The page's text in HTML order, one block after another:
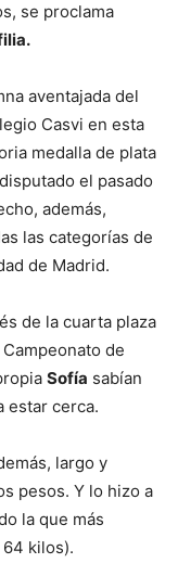
se proclama
aventajada del
Casvi en esta
medalla de plata
el pasado
además,
las categorías de
de Madrid.
de la cuarta plaza
de
Sofía sabían
estar cerca.
largo y
pesos. Y lo hizo a
la que más
kilos).